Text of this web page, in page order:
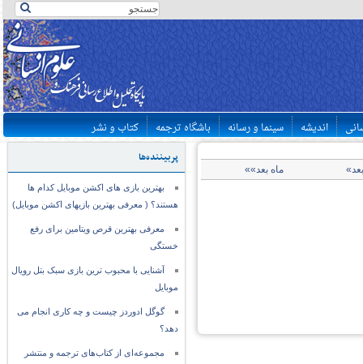
اندیشه سینما و رسانه باشگاه ترجمه کتاب و نشر
پربیننده‌ها
بهترین بازی های اکشن موبایل کدام ها
هستند؟ ( معرفی بهترین بازیهای اکشن موبایل)
معرفی بهترین قرص ویتامین برای رفع
خستگی
آشنایی با محبوب ترین بازی سبک بتل رویال
موبایل
گوگل ادوردز چیست و چه کاری انجام می
دهد؟
مجموعه‌ای از کتاب‌های ترجمه و منتشر
ماه بعد»»